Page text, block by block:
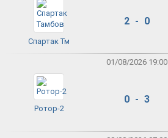
Спартак Тм
2 - 0
01/08/2026 19:00
Ротор-2
0 - 3